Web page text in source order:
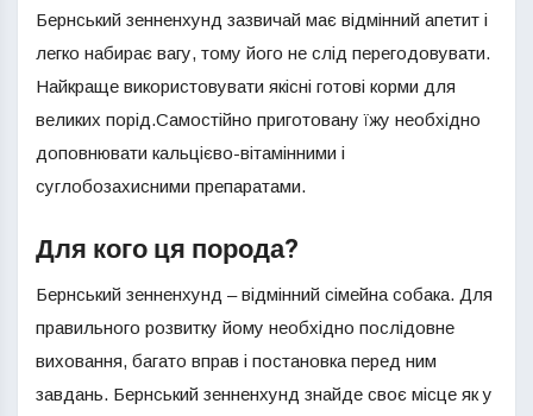
Бернський зенненхунд зазвичай має відмінний апетит і
легко набирає вагу, тому його не слід перегодовувати.
Найкраще використовувати якісні готові корми для
великих порід.Самостійно приготовану їжу необхідно
доповнювати кальцієво-вітамінними і
суглобозахисними препаратами.
Для кого ця порода?
Бернський зенненхунд – відмінний сімейна собака. Для
правильного розвитку йому необхідно послідовне
виховання, багато вправ і постановка перед ним
завдань. Бернський зенненхунд знайде своє місце як у